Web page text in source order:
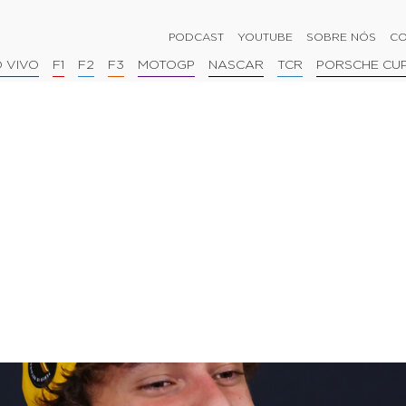
PODCAST YOUTUBE SOBRE NÓS
VIVO F1 F2 F3 MOTOGP NASCAR TCR PORSCHE